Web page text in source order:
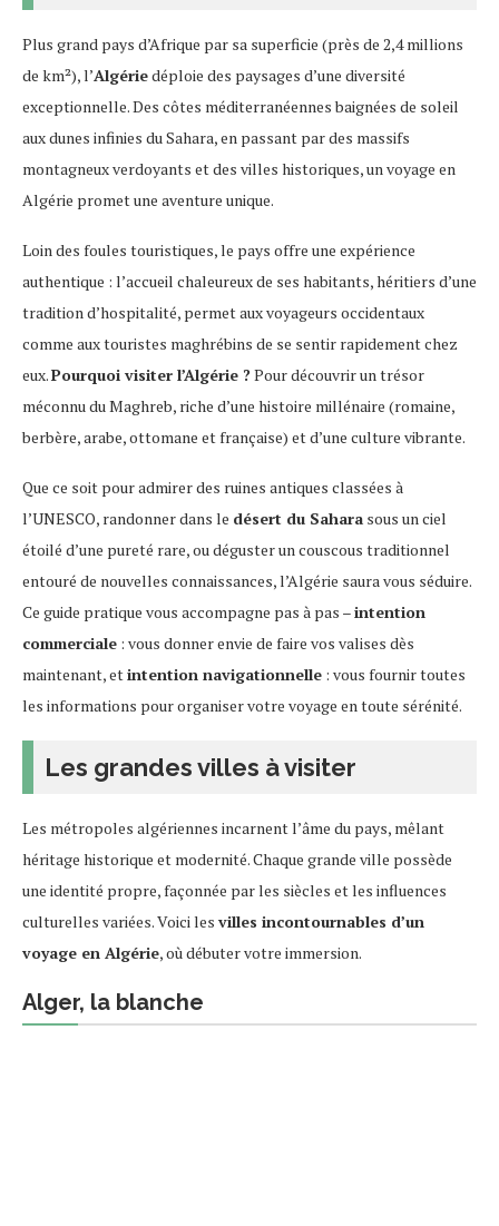
Plus grand pays d’Afrique par sa superficie (près de 2,4 millions
de km²), l’Algériedéploie des paysages d’une diversité
exceptionnelle. Des côtes méditerranéennes baignées de soleil
aux dunes infinies du Sahara, en passant par des massifs
montagneux verdoyants et des villes historiques, un voyage en
Algérie promet une aventure unique.
Loin des foules touristiques, le pays offre une expérience
authentique : l’accueil chaleureux de ses habitants, héritiers d’une
tradition d’hospitalité, permet aux voyageurs occidentaux
comme aux touristes maghrébins de se sentir rapidement chez
eux.Pourquoi visiter l’Algérie ? Pour découvrir un trésor
méconnu du Maghreb, riche d’une histoire millénaire (romaine,
berbère, arabe, ottomane et française) et d’une culture vibrante.
Que ce soit pour admirer des ruines antiques classées à
l’UNESCO, randonner dans le désert du Sahara sous un ciel
étoilé d’une pureté rare, ou déguster un couscous traditionnel
entouré de nouvelles connaissances, l’Algérie saura vous séduire.
Ce guide pratique vous accompagne pas à pas –intention
commerciale : vous donner envie de faire vos valises dès
maintenant, etintention navigationnelle : vous fournir toutes
les informations pour organiser votre voyage en toute sérénité.
Les grandes villes à visiter
Les métropoles algériennes incarnent l’âme du pays, mêlant
héritage historique et modernité. Chaque grande ville possède
une identité propre, façonnée par les siècles et les influences
culturelles variées. Voici les villes incontournables d’un
voyage en Algérie, où débuter votre immersion.
Alger, la blanche